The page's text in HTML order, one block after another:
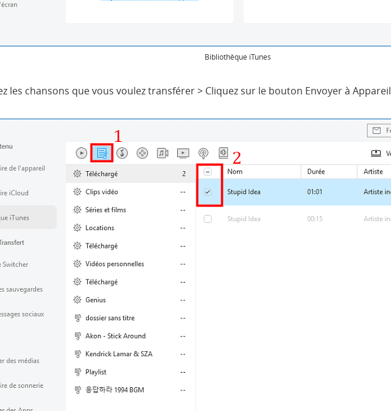
Bibliothèque iTunes
les chansons que vous voulez transférer > Cliquez sur le bouton Envoyer à Appareil